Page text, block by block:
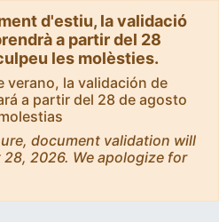
d'estiu, la validació
a partir del 28
les molèsties.
verano, la validación de
a partir del 28 de agosto
document validation will
2026. We apologize for